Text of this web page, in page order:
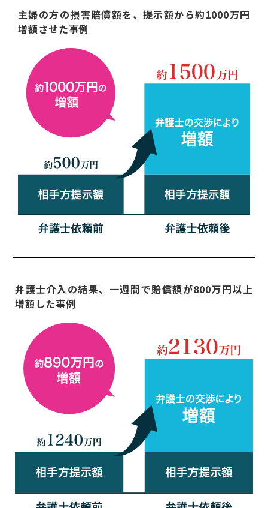
主婦の方の損害賠償額を、提示額から約1000万円
増額させた事例
弁護士介入の結果、一週間で賠償額が800万円以上
増額した事例